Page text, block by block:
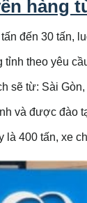
hàng
đến 30 tấn,
theo yêu
sẽ từ: Sài
và được đào
400 tấn, xe